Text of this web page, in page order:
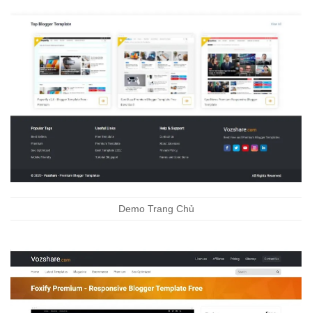
Demo Trang Chủ